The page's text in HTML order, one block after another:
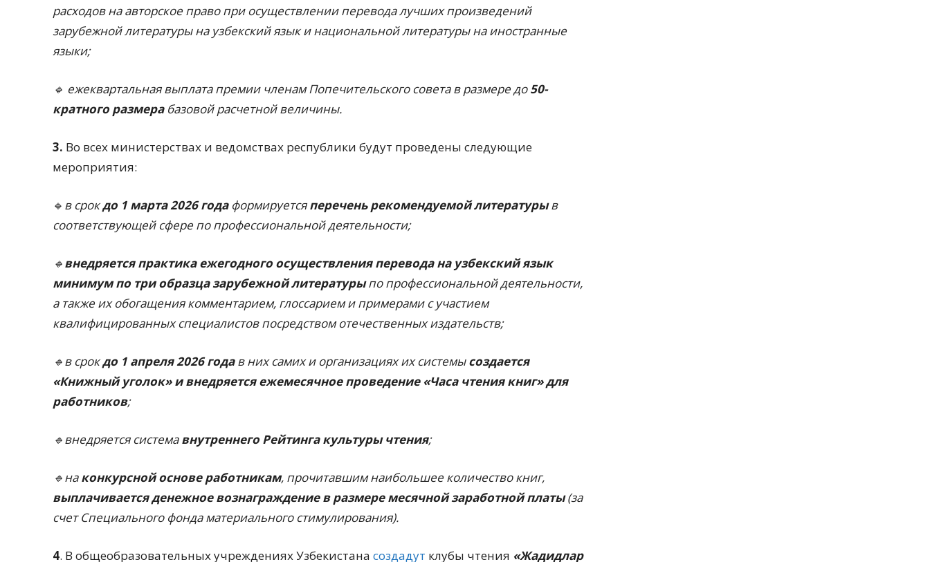
расходов на авторское право при осуществлении перевода лучших произведений
зарубежной литературы на узбекский язык и национальной литературы на иностранные
языки;
🔹 ежеквартальная выплата премии членам Попечительского совета в размере до50-
кратного размерабазовой расчетной величины.
3. Во всех министерствах и ведомствах республики будут проведены следующие
мероприятия:
🔹 в срокдо 1 марта 2026 годаформируетсяперечень рекомендуемой литературыв
соответствующей сфере по профессиональной деятельности;
🔹внедряется практика ежегодного осуществления перевода на узбекский язык
минимум по три образца зарубежной литературыпо профессиональной деятельности,
а также их обогащения комментарием, глоссарием и примерами с участием
квалифицированных специалистов посредством отечественных издательств;
🔹в срокдо 1 апреля 2026 годав них самих и организациях их системысоздается
«Книжный уголок» и внедряется ежемесячное проведение «Часа чтения книг» для
работников;
🔹внедряется системавнутреннего Рейтинга культуры чтения;
🔹наконкурсной основе работникам, прочитавшим наибольшее количество книг,
выплачивается денежное вознаграждение в размере месячной заработной платы(за
счет Специального фонда материального стимулирования).
4. В общеобразовательных учреждениях Узбекистана создадут клубы чтения «Жадидлар